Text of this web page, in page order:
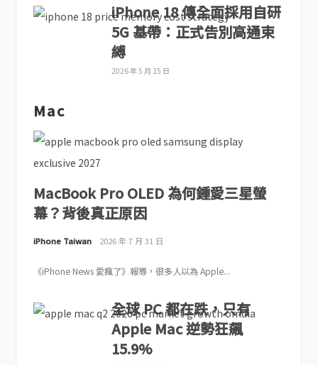
iPhone 18 傳全面採用自研
5G 基帶：正式告別高通束
縛
2026 年 5 月 15 日
Mac
MacBook Pro OLED 為何鍾愛三星螢
幕？背後真正原因
iPhone Taiwan 2026 年 7 月 31 日
《iPhone News 愛瘋了》報導，很多人以為 Apple...
全球 PC 都在跌，只有
Apple Mac 逆勢狂飆
15.9%